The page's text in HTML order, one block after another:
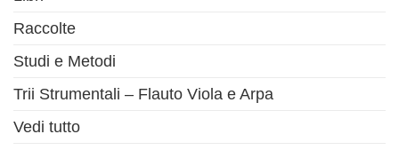
Raccolte
Studi e Metodi
Trii Strumentali – Flauto Viola e Arpa
Vedi tutto